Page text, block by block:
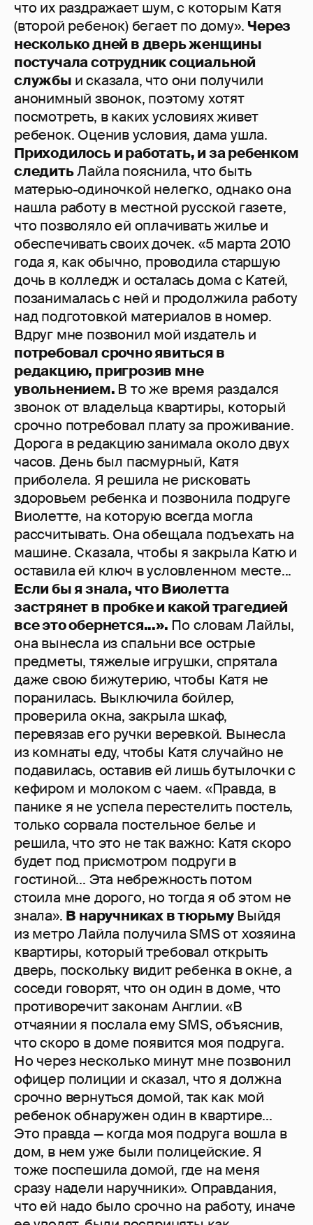
что их раздражает шум, с которым Катя
(второй ребенок) бегает по дому». Через
несколько дней в дверь женщины
постучала сотрудник социальной
службы и сказала, что они получили
анонимный звонок, поэтому хотят
посмотреть, в каких условиях живет
ребенок. Оценив условия, дама ушла.
Приходилось и работать, и за ребенком
следитьЛайла пояснила, что быть
матерью-одиночкой нелегко, однако она
нашла работу в местной русской газете,
что позволяло ей оплачивать жилье и
обеспечивать своих дочек. «5 марта 2010
года я, как обычно, проводила старшую
дочь в колледж и осталась дома с Катей,
позанималась с ней и продолжила работу
над подготовкой материалов в номер.
Вдруг мне позвонил мой издатель и
потребовал срочно явиться в
редакцию, пригрозив мне
увольнением. В то же время раздался
звонок от владельца квартиры, который
срочно потребовал плату за проживание.
Дорога в редакцию занимала около двух
часов. День был пасмурный, Катя
приболела. Я решила не рисковать
здоровьем ребенка и позвонила подруге
Виолетте, на которую всегда могла
рассчитывать. Она обещала подъехать на
машине. Сказала, чтобы я закрыла Катю и
оставила ей ключ в условленном месте...
Если бы я знала, что Виолетта
застрянет в пробке и какой трагедией
все это обернется...». По словам Лайлы,
она вынесла из спальни все острые
предметы, тяжелые игрушки, спрятала
даже свою бижутерию, чтобы Катя не
поранилась. Выключила бойлер,
проверила окна, закрыла шкаф,
перевязав его ручки веревкой. Вынесла
из комнаты еду, чтобы Катя случайно не
подавилась, оставив ей лишь бутылочки с
кефиром и молоком с чаем. «Правда, в
панике я не успела перестелить постель,
только сорвала постельное белье и
решила, что это не так важно: Катя скоро
будет под присмотром подруги в
гостиной... Эта небрежность потом
стоила мне дорого, но тогда я об этом не
знала». В наручниках в тюрьму Выйдя
из метро Лайла получила SMS от хозяина
квартиры, который требовал открыть
дверь, поскольку видит ребенка в окне, а
соседи говорят, что он один в доме, что
противоречит законам Англии. «В
отчаянии я послала ему SMS, объяснив,
что скоро в доме появится моя подруга.
Но через несколько минут мне позвонил
офицер полиции и сказал, что я должна
срочно вернуться домой, так как мой
ребенок обнаружен один в квартире...
Это правда — когда моя подруга вошла в
дом, в нем уже были полицейские. Я
тоже поспешила домой, где на меня
сразу надели наручники». Оправдания,
что ей надо было срочно на работу, иначе